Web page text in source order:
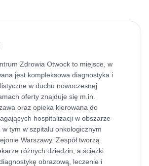
Zdrowia Otwock to miejsce, w
jest kompleksowa diagnostyka i
w duchu nowoczesnej
oferty znajduje się m.in.
oraz opieka kierowana do
hospitalizacji w obszarze
tym w szpitalu onkologicznym
Warszawy. Zespół tworzą
różnych dziedzin, a ścieżki
obrazową, leczenie i